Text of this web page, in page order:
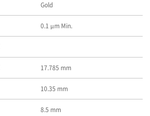
Gold
0.1 μm Min.
17.785 mm
10.35 mm
8.5 mm